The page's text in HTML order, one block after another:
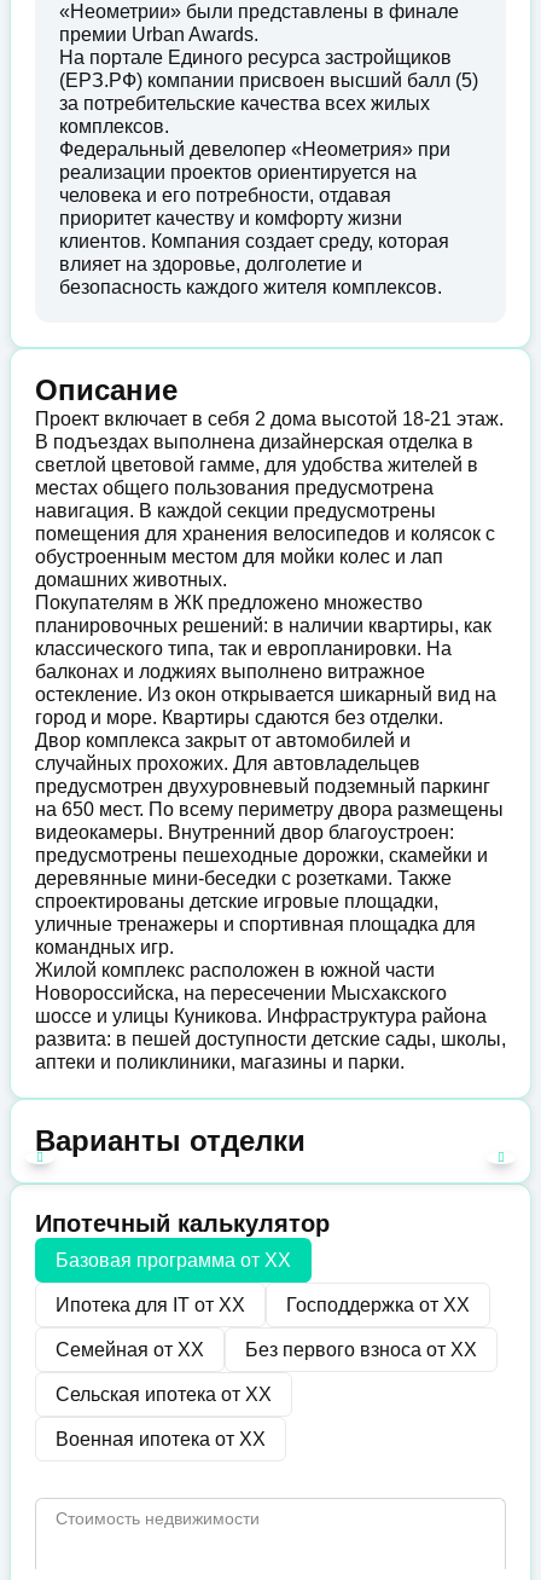
«Неометрии» были представлены в финале
премии Urban Awards.
На портале Единого ресурса застройщиков
(ЕРЗ.РФ) компании присвоен высший балл (5)
за потребительские качества всех жилых
комплексов.
Федеральный девелопер «Неометрия» при
реализации проектов ориентируется на
человека и его потребности, отдавая
приоритет качеству и комфорту жизни
клиентов. Компания создает среду, которая
влияет на здоровье, долголетие и
безопасность каждого жителя комплексов.
Описание
Проект включает в себя 2 дома высотой 18-21 этаж.
В подъездах выполнена дизайнерская отделка в
светлой цветовой гамме, для удобства жителей в
местах общего пользования предусмотрена
навигация. В каждой секции предусмотрены
помещения для хранения велосипедов и колясок с
обустроенным местом для мойки колес и лап
домашних животных.
Покупателям в ЖК предложено множество
планировочных решений: в наличии квартиры, как
классического типа, так и европланировки. На
балконах и лоджиях выполнено витражное
остекление. Из окон открывается шикарный вид на
город и море. Квартиры сдаются без отделки.
Двор комплекса закрыт от автомобилей и
случайных прохожих. Для автовладельцев
предусмотрен двухуровневый подземный паркинг
на 650 мест. По всему периметру двора размещены
видеокамеры. Внутренний двор благоустроен:
предусмотрены пешеходные дорожки, скамейки и
деревянные мини-беседки с розетками. Также
спроектированы детские игровые площадки,
уличные тренажеры и спортивная площадка для
командных игр.
Жилой комплекс расположен в южной части
Новороссийска, на пересечении Мысхакского
шоссе и улицы Куникова. Инфраструктура района
развита: в пешей доступности детские сады, школы,
аптеки и поликлиники, магазины и парки.
Варианты отделки
Ипотечный калькулятор
Базовая программа от XX
Ипотека для IT от XX Господдержка от XX
Семейная от XX Без первого взноса от XX
Сельская ипотека от XX
Военная ипотека от XX
Стоимость недвижимости